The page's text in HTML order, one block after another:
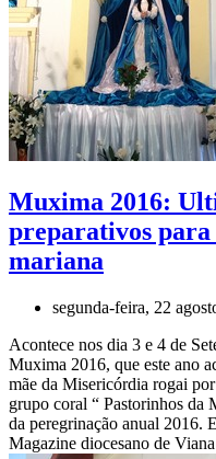
Muxima 2016:
preparativos para
mariana
segunda-feira, 22
Acontece nos dia 3 e 4 de
Muxima 2016, que este ano
mãe da Misericórdia rogai
grupo coral “ Pastorinhos da
da peregrinação anual 2016.
Magazine diocesano de